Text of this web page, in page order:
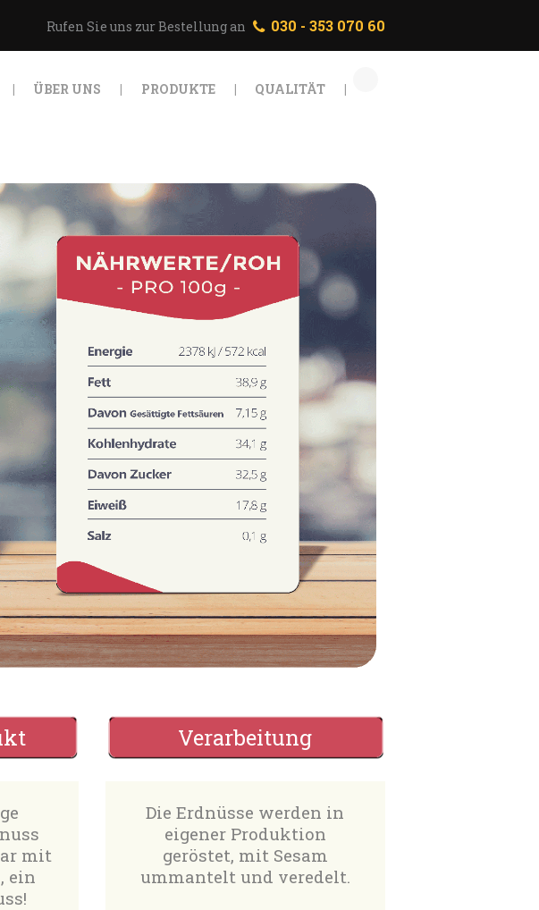
Rufen Sie uns zur Bestellung an 030 - 353 070 60
ÜBER UNS PRODUKTE QUALITÄT
mit
ein
Verarbeitung
Die Erdnüsse werden in
eigener Produktion
geröstet, mit Sesam
ummantelt und veredelt.